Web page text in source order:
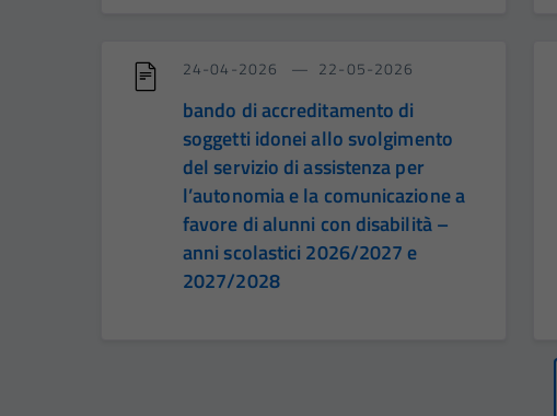
24-04-2026 22-05-2026
bando di accreditamento di
soggetti idonei allo svolgimento
del servizio di assistenza per
l’autonomia e la comunicazione a
favore di alunni con disabilità –
anni scolastici 2026/2027 e
2027/2028